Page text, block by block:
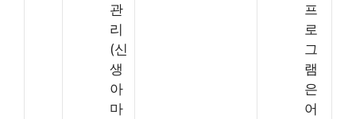
관
리
(신
생
아
마
프
로
그
램
은
어